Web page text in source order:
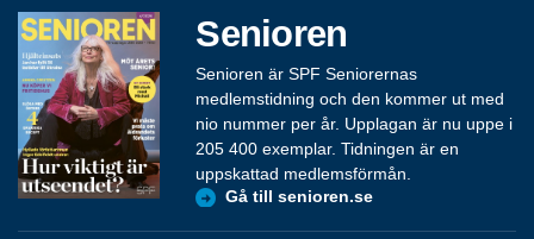
Senioren
Senioren är SPF Seniorernas
medlemstidning och den kommer ut med
nio nummer per år. Upplagan är nu uppe i
205 400 exemplar. Tidningen är en
uppskattad medlemsförmån.
Gå till senioren.se